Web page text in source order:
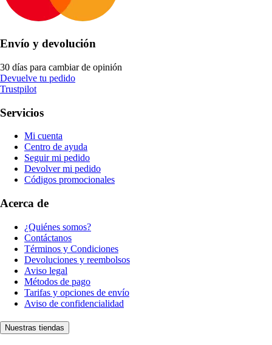
Envío y devolución
30 días para cambiar de opinión
Devuelve tu pedido
Trustpilot
Servicios
Mi cuenta
Centro de ayuda
Seguir mi pedido
Devolver mi pedido
Códigos promocionales
Acerca de
¿Quiénes somos?
Contáctanos
Términos y Condiciones
Devoluciones y reembolsos
Aviso legal
Métodos de pago
Tarifas y opciones de envío
Aviso de confidencialidad
Nuestras tiendas